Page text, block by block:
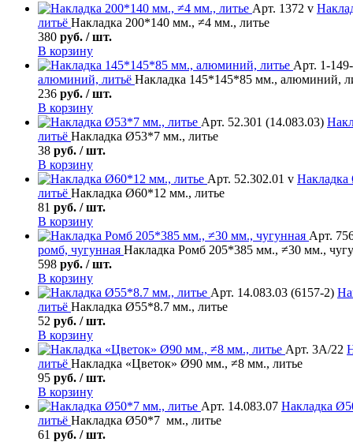
Арт. 1372 v
литьё Накладка 200*140 мм., ≠4 мм., литье
380 руб. / шт.
В корзину
Арт. 1-
алюминий, литьё Накладка 145*145*85 мм., алюминий,
236 руб. / шт.
В корзину
Арт. 52.301 (14.083.03)
литьё Накладка Ø53*7 мм., литье
38 руб. / шт.
В корзину
Арт. 52.302.01 v Накладка
литьё Накладка Ø60*12 мм., литье
81 руб. / шт.
В корзину
Арт.
ромб, чугунная Накладка Ромб 205*385 мм., ≠30 мм.,
598 руб. / шт.
В корзину
Арт. 14.083.03 (6157-2)
литьё Накладка Ø55*8.7 мм., литье
52 руб. / шт.
В корзину
Арт. 3А/22
литьё Накладка «Цветок» Ø90 мм., ≠8 мм., литье
95 руб. / шт.
В корзину
Арт. 14.083.07 Накладка
литьё Накладка Ø50*7 мм., литье
61 руб. / шт.